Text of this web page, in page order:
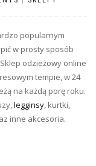
popularnym
w prosty sposób
odzieżowy online
tempie, w 24
na każdą porę roku.
legginsy, kurtki,
inne akcesoria.